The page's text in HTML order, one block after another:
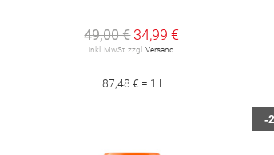
49,00 € 34,99 €
inkl. MwSt. zzgl.Versand
87,48 € = 1 l
-